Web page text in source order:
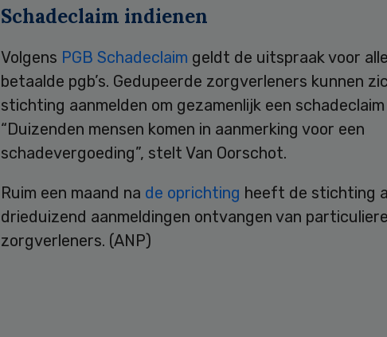
Schadeclaim indienen
Volgens PGB Schadeclaim geldt de uitspraak voor
betaalde pgb’s. Gedupeerde zorgverleners kunnen
stichting aanmelden om gezamenlijk een
“Duizenden mensen komen in aanmerking voor een
schadevergoeding”, stelt Van Oorschot.
Ruim een maand na de oprichting heeft de stichting
drieduizend aanmeldingen ontvangen van particuliere
zorgverleners. (ANP)